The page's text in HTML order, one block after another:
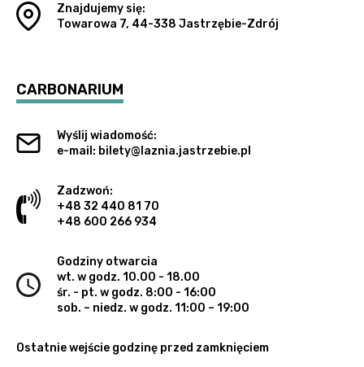
Znajdujemy się:
Towarowa 7, 44-338 Jastrzębie-Zdrój
CARBONARIUM
Wyślij wiadomość:
e-mail: bilety@laznia.jastrzebie.pl
Zadzwoń:
+48 32 440 81 70
+48 600 266 934
Godziny otwarcia
wt. w godz. 10.00 - 18.00
śr. - pt. w godz. 8:00 - 16:00
sob. – niedz. w godz. 11:00 – 19:00
Ostatnie wejście godzinę przed zamknięciem